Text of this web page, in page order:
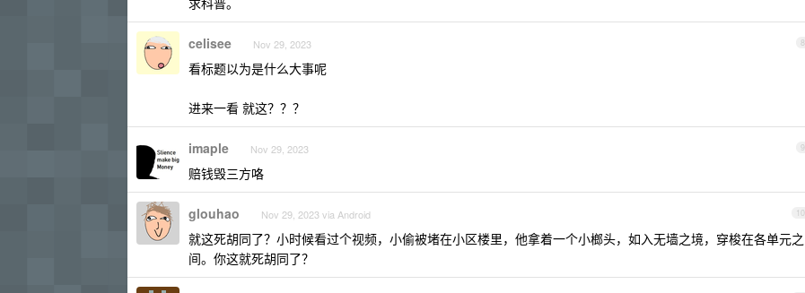
8
celisee Nov 29, 2023
看标题以为是什么大事呢
进来一看 就这？？？
9
imaple Nov 29, 2023
赔钱毁三方咯
10
glouhao Nov 29, 2023 via Android
就这死胡同了？小时候看过个视频，小偷被堵在小区楼里，他拿着一个小榔头，如入无墙之境，穿梭在各单元之
间。你这就死胡同了？